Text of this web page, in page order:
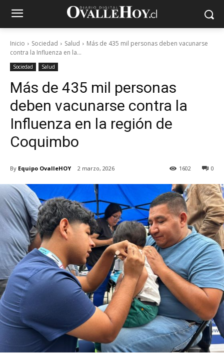
Inicio Sociedad Salud
Más de 435 mil personas deben vacunarse
contra la Influenza en la...
Sociedad Salud
Más de 435 mil personas
deben vacunarse contra la
Influenza en la región de
Coquimbo
By Equipo OvalleHOY 2 marzo, 2026 0
1602